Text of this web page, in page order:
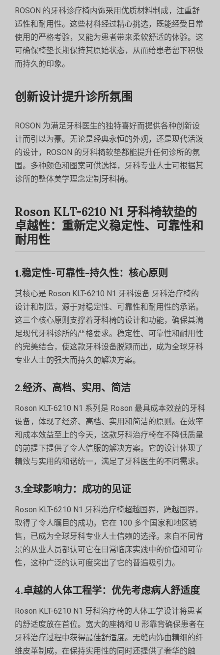
ROSON 的牙科诊疗椅内饰采用优质材料制成，注重舒
适性和耐用性。这些材料经过精心挑选，既能经受日常
使用的严格考验，又能为患者带来柔软舒适的体验。这
可确保椅垫长期保持其原始状态，从而给患者留下积极
而持久的印象。
创新设计提升诊所氛围
ROSON 为满足牙科医生的独特喜好而提供各种创新设
计而引以为豪。无论是经典永恒的外观，还是现代活泼
的设计，ROSON 的牙科椅软垫都能提升任何诊所的氛
围。多种颜色和图案可供选择，牙科专业人士可根据其
诊所的整体美学理念定制牙科椅。
Roson KLT-6210 N1 牙科椅软垫的
卓越性：重新定义稳定性、可靠性和
耐用性
1.稳定性-可靠性-持久性：核心原则
其核心是 Roson KLT-6210 N1 牙科设备 牙科治疗椅的
设计和制造，源于对稳定性、可靠性和耐用性的承诺。
这三个核心原则支撑着牙科椅的设计和功能，确保其满
足现代牙科诊所的严格要求。稳定性、可靠性和耐用性
的完美结合，使这款牙科设备脱颖而出，成为全球牙科
专业人士的强大而持久的解决方案。
2.经济、高档、实用、简洁
Roson KLT-6210 N1 系列是 Roson 最具成本效益的牙科
设备，体现了经济、高档、实用和简洁的原则。在效率
和成本效益至上的今天，这款牙科治疗椅在不降低质量
的前提下提供了令人信服的解决方案。它的设计体现了
精致与实用的和谐统一，满足了牙科医生的不同需求。
3.全球影响力：成功的见证
Roson KLT-6210 N1 牙科治疗椅超越国界，跨越国界，
取得了令人瞩目的成功。它在 100 多个国家和地区销
售，已成为全球牙科专业人士信赖的选择。来自不同背
景的从业人员都认可它在日常临床实践中的价值和可靠
性，这种广泛的认可度突出了它的普遍吸引力。
4.卓越的人体工程学：优先考虑病人舒适度
Roson KLT-6210 N1 牙科治疗椅的人体工学设计将患者
的舒适度放在首位。宽大的座椅和 U 形靠背确保患者在
牙科治疗过程中获得最佳舒适度。无缝内饰由精细的纤
维皮革制成，在保持实用性的同时还提供了奢华的触